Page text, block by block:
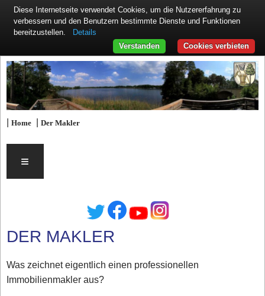
|Home |Der Makler
≡
DER MAKLER
Was zeichnet eigentlich einen professionellen
Immobilienmakler aus?
Diese Internetseite verwendet Cookies, um die Nutzererfahrung zu
verbessern und den Benutzern bestimmte Dienste und Funktionen
bereitzustellen.
Details
Cookies verbieten
Verstanden